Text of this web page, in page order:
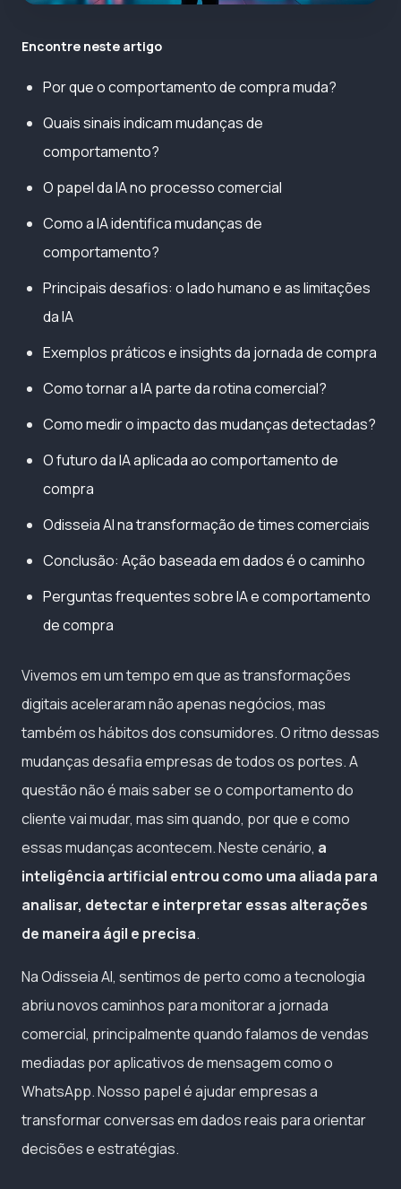
Encontre neste artigo
Por que o comportamento de compra muda?
Quais sinais indicam mudanças de
comportamento?
O papel da IA no processo comercial
Como a IA identifica mudanças de
comportamento?
Principais desafios: o lado humano e as limitações
da IA
Exemplos práticos e insights da jornada de compra
Como tornar a IA parte da rotina comercial?
Como medir o impacto das mudanças detectadas?
O futuro da IA aplicada ao comportamento de
compra
Odisseia AI na transformação de times comerciais
Conclusão: Ação baseada em dados é o caminho
Perguntas frequentes sobre IA e comportamento
de compra
Vivemos em um tempo em que as transformações
digitais aceleraram não apenas negócios, mas
também os hábitos dos consumidores. O ritmo dessas
mudanças desafia empresas de todos os portes. A
questão não é mais saber se o comportamento do
cliente vai mudar, mas sim quando, por que e como
essas mudanças acontecem. Neste cenário, a
inteligência artificial entrou como uma aliada para
analisar, detectar e interpretar essas alterações
de maneira ágil e precisa.
Na Odisseia AI, sentimos de perto como a tecnologia
abriu novos caminhos para monitorar a jornada
comercial, principalmente quando falamos de vendas
mediadas por aplicativos de mensagem como o
WhatsApp. Nosso papel é ajudar empresas a
transformar conversas em dados reais para orientar
decisões e estratégias.